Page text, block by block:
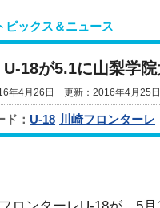
ピックス＆ニュース
U-18が5.1に山梨学
年4月26日 更新：2016年4月25日
ド： U-18 川崎フロンターレ